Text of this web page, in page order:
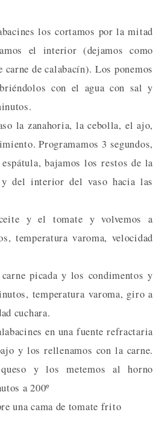
los cortamos por la mitad
el interior (dejamos como
de calabacín). Los ponemos
con el agua con sal y
la zanahoria, la cebolla, el ajo,
Programamos 3 segundos,
bajamos los restos de la
del interior del vaso hacia las
y el tomate y volvemos a
temperatura varoma, velocidad
picada y los condimentos y
temperatura varoma, giro a
cuchara.
en una fuente refractaria
y los rellenamos con la carne.
queso y los metemos al horno
a 200º
una cama de tomate frito